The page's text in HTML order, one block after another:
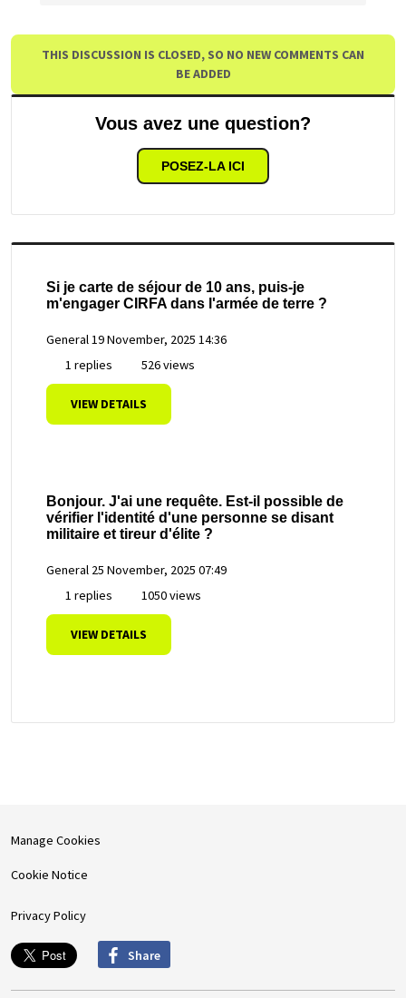
THIS DISCUSSION IS CLOSED, SO NO NEW COMMENTS CAN
BE ADDED
Vous avez une question?
POSEZ-LA ICI
Si je carte de séjour de 10 ans, puis-je
m'engager CIRFA dans l'armée de terre ?
General19 November, 2025 14:36
1 replies
526 views
VIEW DETAILS
Bonjour. J'ai une requête. Est-il possible de
vérifier l'identité d'une personne se disant
militaire et tireur d'élite ?
General 25 November, 2025 07:49
1 replies
1050 views
VIEW DETAILS
Manage Cookies
Cookie Notice
Privacy Policy
Share